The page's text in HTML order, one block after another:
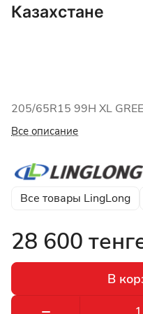
Казахстане
205/65R15 99H XL
Все описание
Все товары LingLong
28 600
В